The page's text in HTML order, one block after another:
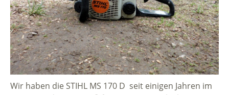
Wir haben die STIHL MS 170 D seit einigen Jahren im